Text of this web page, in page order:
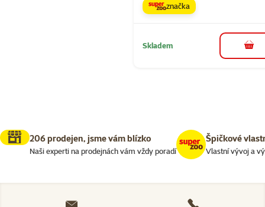
značka
Skladem do
206 prodejen, jsme vám blízko
Naši experti na prodejnách vám vždy poradí
Špičkové
Vlastní vývoj a